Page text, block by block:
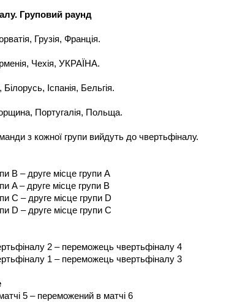
Груповий раунд
Грузія, Франція.
Чехія, УКРАЇНА.
Іспанія, Бельгія.
Португалія, Польща.
з кожної групи вийдуть до чвертьфіналу.
B – друге місце групи A
A – друге місце групи B
C – друге місце групи D
D – друге місце групи C
2 – переможець чвертьфіналу 4
1 – переможець чвертьфіналу 3
5 – переможений в матчі 6